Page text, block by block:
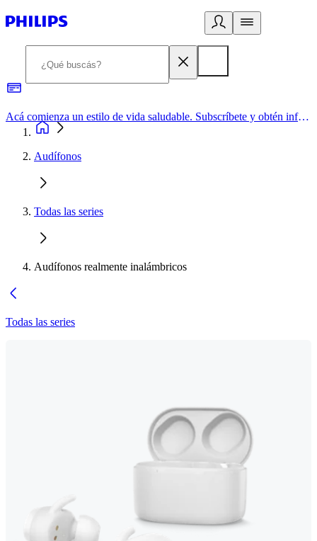
Acá comienza un estilo de vida saludable. Subscríbete y obtén información de primera mano
Audífonos
Todas las series
Audífonos realmente inalámbricos
Todas las series